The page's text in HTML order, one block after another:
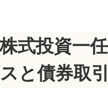
式投資一
と債券取